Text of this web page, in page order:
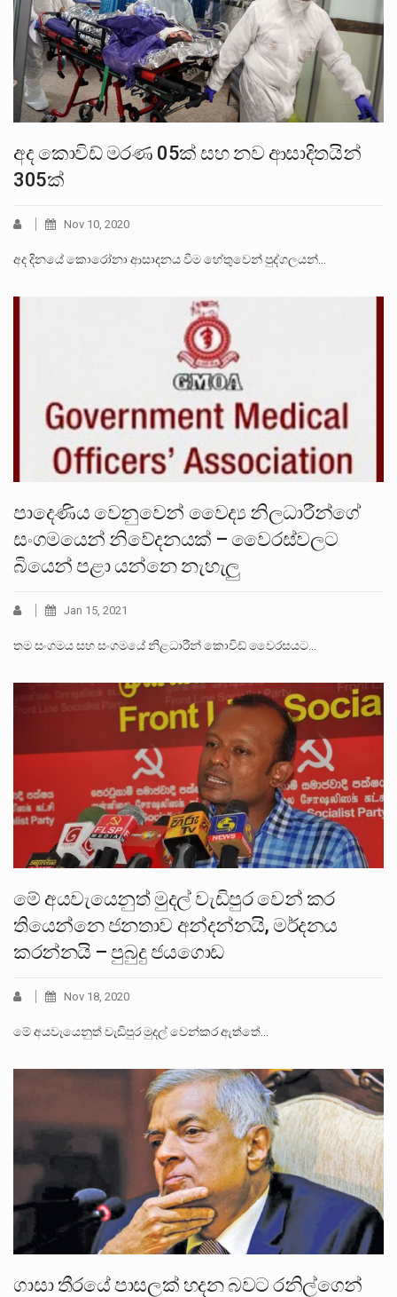
අද කොවිඩ් මරණ 05ක් සහ නව ආසාදිතයින්
305ක්
Nov 10, 2020
අද දිනයේ කොරෝනා ආසාදනය වීම හේතුවෙන් පුද්ගලයන්…
පාදෙණිය වෙනුවෙන් වෛද්‍ය නිලධාරීන්ගේ
සංගමයෙන් නිවේදනයක් – වෛරස්වලට
බියෙන් පළා යන්නෙ නැහැලු
Jan 15, 2021
තම සංගමය සහ සංගමයේ නිළධාරීන් කොවිඩ් වෛරසයට…
මේ අයවැයෙනුත් මුදල් වැඩිපුර වෙන් කර
තියෙන්නෙ ජනතාව අන්දන්නයි, මර්දනය
කරන්නයි – පුබුදු ජයගොඩ
Nov 18, 2020
මේ අයවැයෙනුත් වැඩිපුර මුදල් වෙන්කර ඇත්තේ…
ගාසා තීරයේ පාසලක් හදන බවට රනිල්ගෙන්